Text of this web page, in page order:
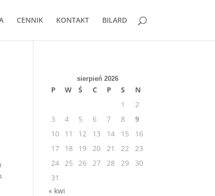
CENNIK KONTAKT BILARD
sierpień 2026
P W Ś C P S
N
1
2
3
4 5 6 7 8
9
10
11 12 13 14 15
16
17
18 19 20 21 22
23
24 25 26 27 28 29
30
31
« kwi